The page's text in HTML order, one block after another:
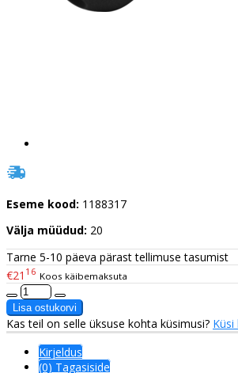
Eseme kood: 1188317
Välja müüdud: 20
Tarne 5-10 päeva pärast tellimuse tasumist
€21 16 Koos käibemaksuta
Kas teil on selle üksuse kohta küsimusi? Küsi
Kirjeldus
(0) Tagasiside